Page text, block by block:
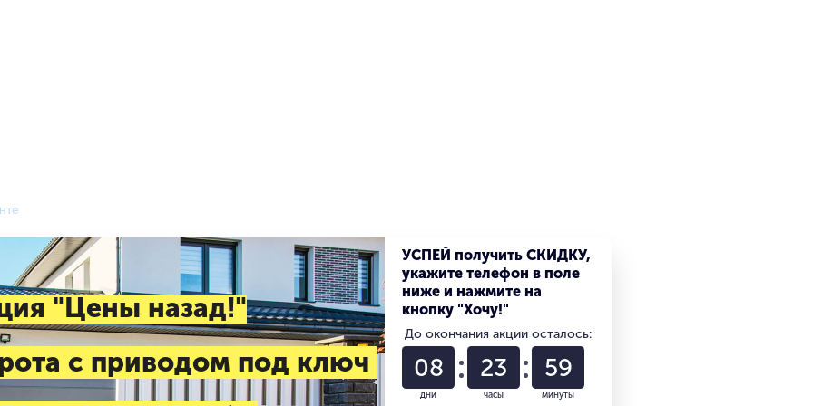
"Цены назад!"
с приводом под ключ
УСПЕЙ получить СКИДКУ,
укажите телефон в поле
ниже и нажмите на
кнопку "Хочу!"
До окончания акции осталось:
08
дни
23
часы
59
минуты